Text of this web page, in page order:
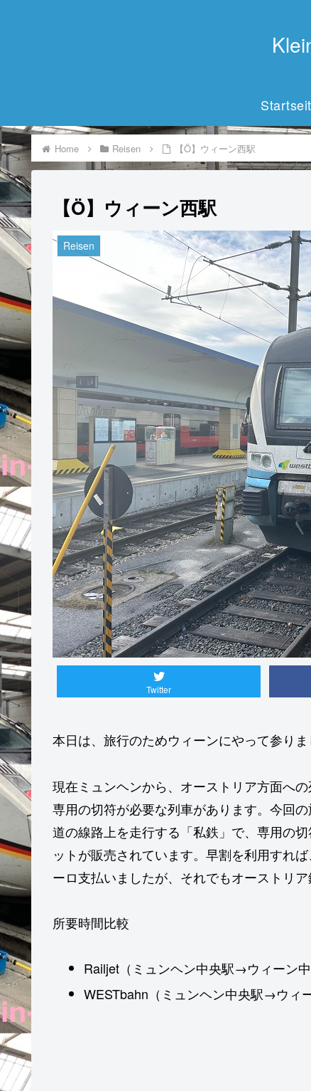
Home Reisen 【Ö】ウィーン西駅
【Ö】ウィーン西駅
Reisen
Twitter
本日は、旅行のためウィーンにやって参り
現在ミュンヘンから、オーストリア方面へ
専用の切符が必要な列車があります。今回
道の線路上を走行する「私鉄」で、専用の
ットが販売されています。早割を利用すれ
ーロ支払いましたが、それでもオーストリ
所要時間比較
Railjet（ミュンヘン中央駅→ウィーン
WESTbahn（ミュンヘン中央駅→ウ